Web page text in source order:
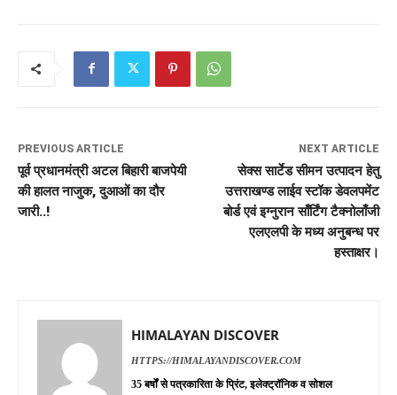
PREVIOUS ARTICLE
पूर्व प्रधानमंत्री अटल बिहारी बाजपेयी
की हालत नाजुक, दुआओं का दौर
जारी..!
NEXT ARTICLE
सेक्स सार्टेड सीमन उत्पादन हेतु
उत्तराखण्ड लाईव स्टॉक डेवलपमेंट
बोर्ड एवं इग्नुरान साँर्टिंग टैक्नोलाँजी
एलएलपी के मध्य अनुबन्ध पर
हस्ताक्षर।
HIMALAYAN DISCOVER
HTTPS://HIMALAYANDISCOVER.COM
35 बर्षों से पत्रकारिता के प्रिंट, इलेक्ट्रॉनिक व सोशल